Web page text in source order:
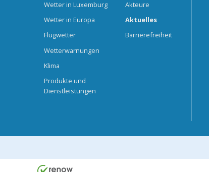
Wetter in Luxemburg
Wetter in Europa
Flugwetter
Wetterwarnungen
Klima
Produkte und
Dienstleistungen
Akteure
Aktuelles
Barrierefreiheit